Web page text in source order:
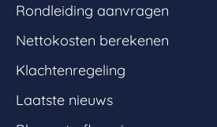
Rondleiding aanvragen
Nettokosten berekenen
Klachtenregeling
Laatste nieuws